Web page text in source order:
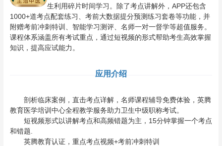
生利用碎片时间学习。除了考点讲解外，APP还包含
1000+道考点配套练习、考前大数据提分预测练习套卷等功能，并
附赠考前冲刺特训、智能学习测评、名师一对一督学等超值服务。
课程体系涵盖所有考试重点，通过短视频的形式帮助考生高效掌握
知识，提高应试能力。
应用介绍
剖析临床案例，直击考点详解，名师课程辅导免费体验，英腾
教育医学培训中心全程教学服务助力卫生中级职称考试。
短视频形式以讲解考点和高频错题为主，15分钟掌握一个考点
和错题.
英腾教育认证，重点考点视频+考前冲刺特训